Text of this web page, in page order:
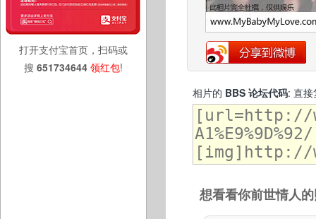
打开支付宝首页，扫码或
搜 651734644 领红包!
相片的 BBS 论坛代码: 直接
想看看你前世情人